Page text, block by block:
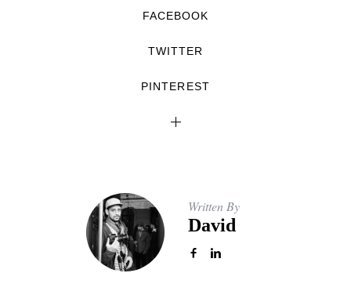
FACEBOOK
TWITTER
PINTEREST
Written By
David